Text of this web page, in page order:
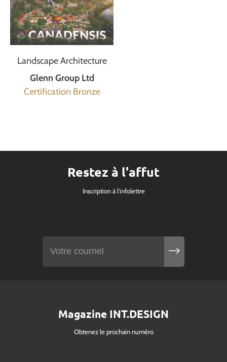
Landscape Architecture
Glenn Group Ltd
Certification Bronze
Restez à l'affut
Inscription à l'infolettre
Magazine INT.DESIGN
Obtenez le prochain numéro